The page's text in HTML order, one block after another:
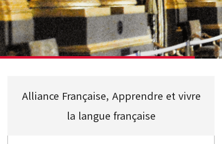
Alliance Française, Apprendre et vivre
la langue française